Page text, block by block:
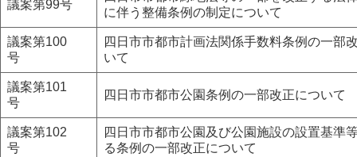
議案第99号
に伴う整備条例の制定について
議案第100
号
四日市市都市計画法関係手数料条例の一部
いて
議案第101
号
四日市市都市公園条例の一部改正について
議案第102
号
四日市市都市公園及び公園施設の設置基準
る条例の一部改正について